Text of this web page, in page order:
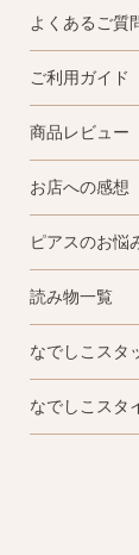
よくあるご質
ご利用ガイド
商品レビュー
お店への感想
ピアスのお悩
読み物一覧
なでしこスタ
なでしこスタ